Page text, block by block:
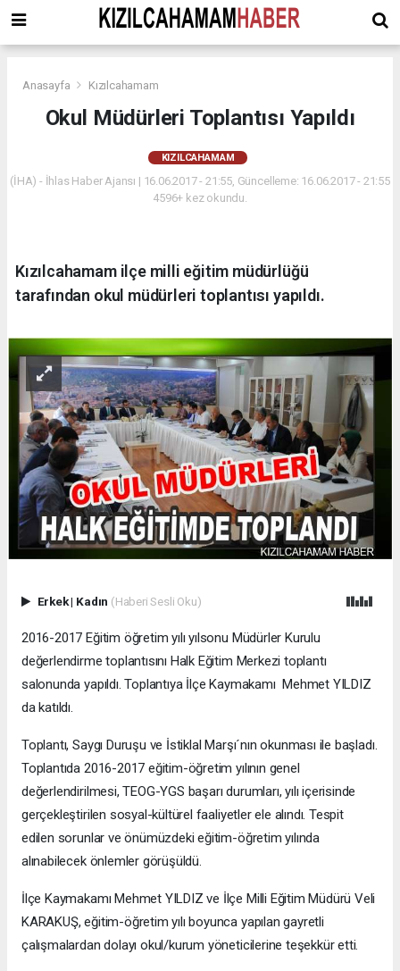
Anasayfa Kızılcahamam
Okul Müdürleri Toplantısı Yapıldı
KIZILCAHAMAM
(İHA) - İhlas Haber Ajansı | 16.06.2017 - 21:55, Güncelleme: 16.06.2017 - 21:55
4596+ kez okundu.
Kızılcahamam ilçe milli eğitim müdürlüğü
tarafından okul müdürleri toplantısı yapıldı.
Erkek| Kadın (Haberi Sesli Oku)
2016-2017 Eğitim öğretim yılı yılsonu Müdürler Kurulu
değerlendirme toplantısını Halk Eğitim Merkezi toplantı
salonunda yapıldı. Toplantıya İlçe Kaymakamı Mehmet YILDIZ
da katıldı.
Toplantı, Saygı Duruşu ve İstiklal Marşı´nın okunması ile başladı.
Toplantıda 2016-2017 eğitim-öğretim yılının genel
değerlendirilmesi, TEOG-YGS başarı durumları, yılı içerisinde
gerçekleştirilen sosyal-kültürel faaliyetler ele alındı. Tespit
edilen sorunlar ve önümüzdeki eğitim-öğretim yılında
alınabilecek önlemler görüşüldü.
İlçe Kaymakamı Mehmet YILDIZ ve İlçe Milli Eğitim Müdürü Veli
KARAKUŞ, eğitim-öğretim yılı boyunca yapılan gayretli
çalışmalardan dolayı okul/kurum yöneticilerine teşekkür etti.